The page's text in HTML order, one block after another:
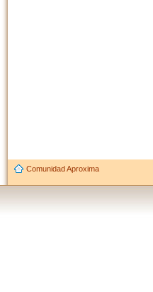
Comunidad Aproxima